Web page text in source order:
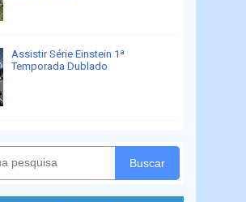
Assistir Série Einstein 1ª
Temporada Dublado
Buscar